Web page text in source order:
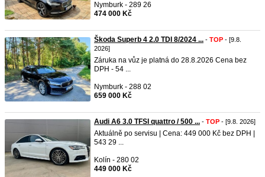
Nymburk - 289 26
474 000 Kč
Škoda Superb 4 2.0 TDI 8/2024 ... - TOP - [9.8.
2026]
Záruka na vůz je platná do 28.8.2026 Cena bez
DPH - 54 ...
Nymburk - 288 02
659 000 Kč
Audi A6 3.0 TFSI quattro / 500 ... - TOP - [9.8. 2026]
Aktuálně po servisu | Cena: 449 000 Kč bez DPH |
543 29 ...
Kolín - 280 02
449 000 Kč